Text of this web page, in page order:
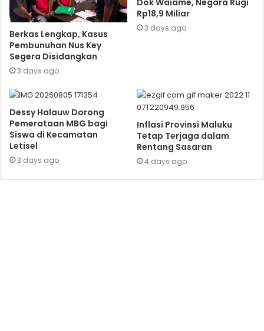
Berkas Lengkap, Kasus
Pembunuhan Nus Key
Segera Disidangkan
3 days ago
Dok Waiame, Negara Rugi
Rp18,9 Miliar
3 days ago
Dessy Halauw Dorong
Pemerataan MBG bagi
Siswa di Kecamatan
Letisel
3 days ago
Inflasi Provinsi Maluku
Tetap Terjaga dalam
Rentang Sasaran
4 days ago